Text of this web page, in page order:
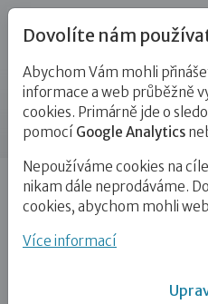
Blog
Příspěvek
Úvod Blog Adopce
jaké dítě chtít. Teď vím,…
Adopce zblízka:
Dovolíte nám
Abychom Vám mohli
informace a web průběžně
cookies. Primárně jde o
pomocí Google Analytics
Nepoužíváme cookies na
nikam dále neprodáváme.
cookies, abychom mohli
Více informací